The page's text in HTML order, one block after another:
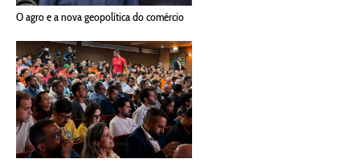
O agro e a nova geopolítica do comércio